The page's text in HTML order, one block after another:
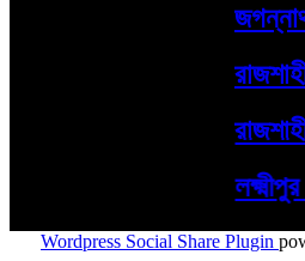
জগন্নাথ
লক্ষ্মীপুর
Wordpress Social Share Plugin